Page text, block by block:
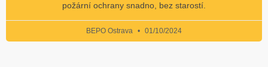
požární ochrany snadno, bez starostí.
BEPO Ostrava 01/10/2024